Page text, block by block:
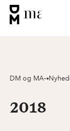
DM og MA
2018